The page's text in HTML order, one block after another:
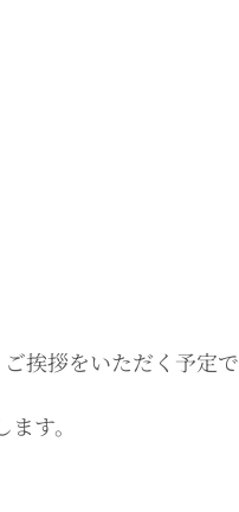
挨拶をいただく予定で
す。